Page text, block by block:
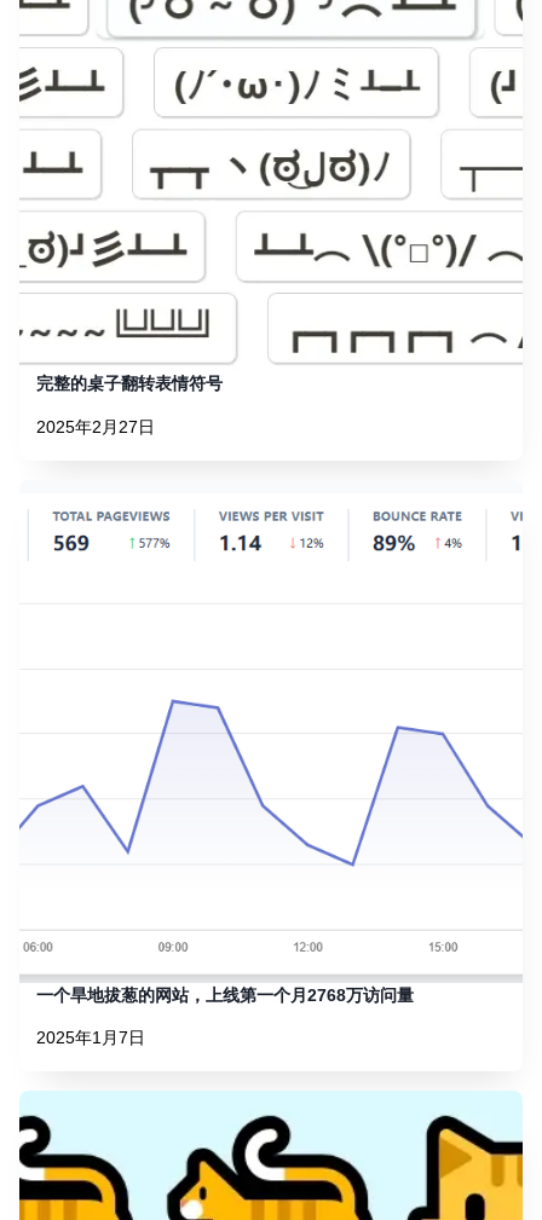
完整的桌子翻转表情符号
2025年2月27日
一个旱地拔葱的网站，上线第一个月2768万访问量
2025年1月7日